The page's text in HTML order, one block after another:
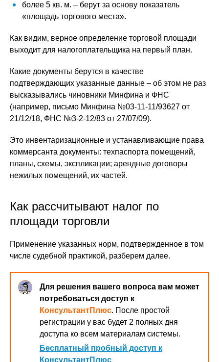
более 5 кв. м. – берут за основу показатель
«площадь торгового места».
Как видим, верное определение торговой площади
выходит для налогоплательщика на первый план.
Какие документы берутся в качестве
подтверждающих указанные данные – об этом не раз
высказывались чиновники Минфина и ФНС
(например, письмо Минфина №03-11-11/93627 от
21/12/18, ФНС №3-2-12/83 от 27/07/09).
Это инвентаризационные и устанавливающие права
коммерсанта документы: техпаспорта помещений,
планы, схемы, экспликации; арендные договоры
нежилых помещений, их частей.
Как рассчитывают налог по
площади торговли
Применение указанных норм, подтвержденное в том
числе судебной практикой, разберем далее.
Для решения вашего вопроса вам может
потребоваться доступ к
КонсультантПлюс. После простой
регистрации у вас будет 2 полных дня
доступа ко всем материалам системы.
Бесплатный пробный доступ к
КонсультантПлюс